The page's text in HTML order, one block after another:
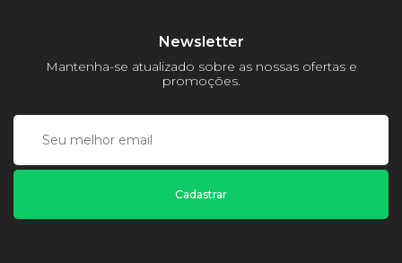
Newsletter
Mantenha-se atualizado sobre as nossas ofertas e
promoções.
Cadastrar